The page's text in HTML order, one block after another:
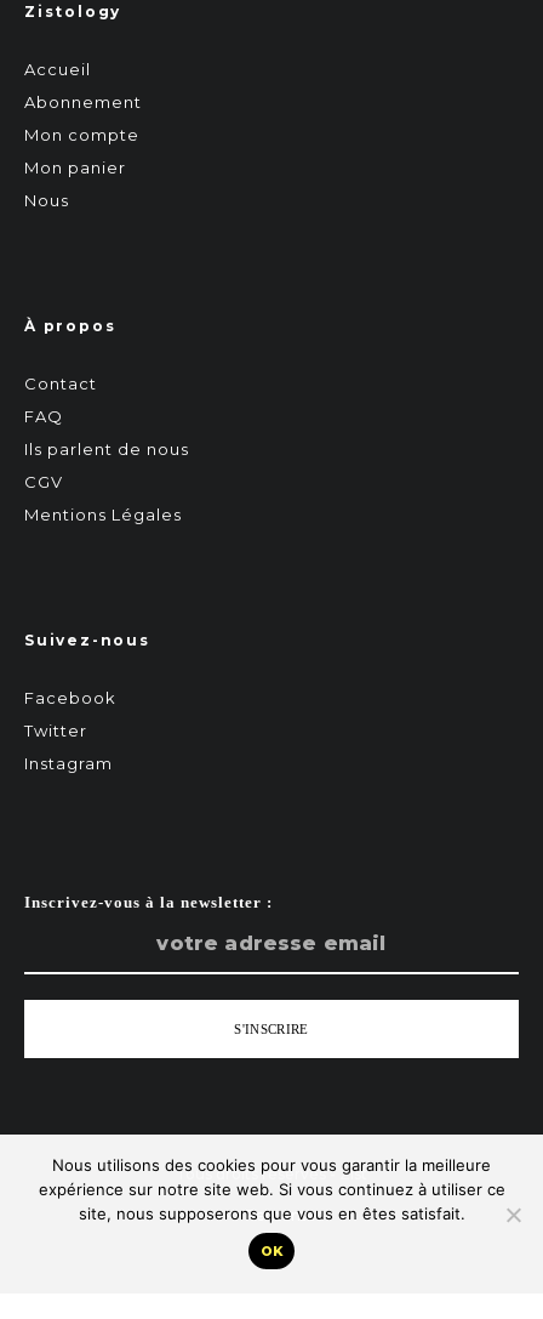
Zistology
Accueil
Abonnement
Mon compte
Mon panier
Nous
À propos
Contact
FAQ
Ils parlent de nous
CGV
Mentions Légales
Suivez-nous
Facebook
Twitter
Instagram
Inscrivez-vous à la newsletter :
Tous droits réservés - Zist
Remonter
Nous utilisons des cookies pour vous garantir la meilleure
expérience sur notre site web. Si vous continuez à utiliser ce
site, nous supposerons que vous en êtes satisfait.
OK